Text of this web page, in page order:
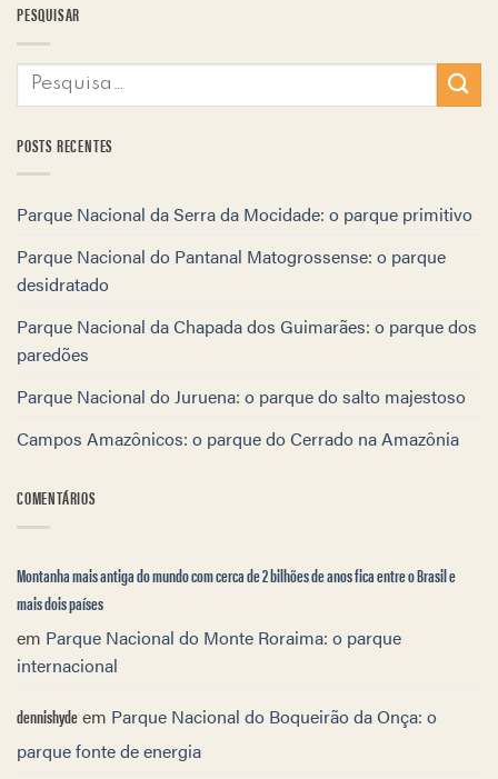
PESQUISAR
POSTS RECENTES
Parque Nacional da Serra da Mocidade: o parque primitivo
Parque Nacional do Pantanal Matogrossense: o parque
desidratado
Parque Nacional da Chapada dos Guimarães: o parque dos
paredões
Parque Nacional do Juruena: o parque do salto majestoso
Campos Amazônicos: o parque do Cerrado na Amazônia
COMENTÁRIOS
Montanha mais antiga do mundo com cerca de 2 bilhões de anos fica entre o Brasil e
mais dois países
em Parque Nacional do Monte Roraima: o parque
internacional
dennishydeem Parque Nacional do Boqueirão da Onça: o
parque fonte de energia